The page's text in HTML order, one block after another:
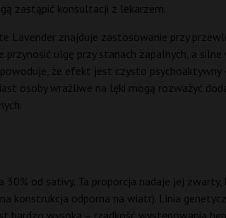
zastąpić konsultacji z lekarzem.
znajduje zastosowanie przy
ulgę przy stanach zapalnych, a silne
że efekt jest czysto psychoaktywny
osoby wrażliwe na lęki mogą rozważyć
od sativy. Ta proporcja nadaje jej
konstrukcja odporna na wiatr). Linia